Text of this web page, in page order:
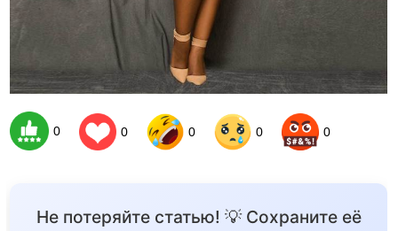
0 0 0 0 0
Не потеряйте статью! 💡 Сохраните её